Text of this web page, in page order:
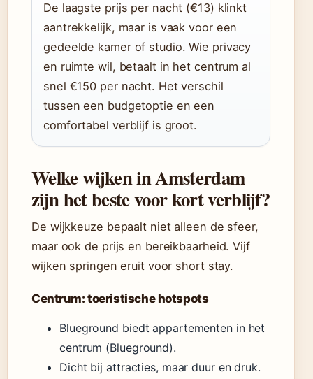
De laagste prijs per nacht (€13) klinkt
aantrekkelijk, maar is vaak voor een
gedeelde kamer of studio. Wie privacy
en ruimte wil, betaalt in het centrum al
snel €150 per nacht. Het verschil
tussen een budgetoptie en een
comfortabel verblijf is groot.
Welke wijken in Amsterdam
zijn het beste voor kort verblijf?
De wijkkeuze bepaalt niet alleen de sfeer,
maar ook de prijs en bereikbaarheid. Vijf
wijken springen eruit voor short stay.
Centrum: toeristische hotspots
Blueground biedt appartementen in het
centrum (Blueground).
Dicht bij attracties, maar duur en druk.